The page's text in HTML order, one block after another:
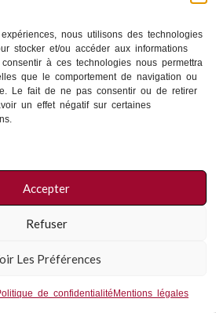
nous utilisons des technologies
stocker et/ou accéder aux informations
à ces technologies nous permettra
que le comportement de navigation ou
Le fait de ne pas consentir ou de retirer
un effet négatif sur certaines
Accepter
Refuser
Les Préférences
de confidentialitéMentions légales